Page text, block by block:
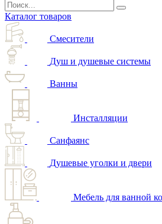
Каталог товаров
Смесители
Душ и душевые системы
Ванны
Инсталляции
Санфаянс
Душевые уголки и двери
Мебель для ванной